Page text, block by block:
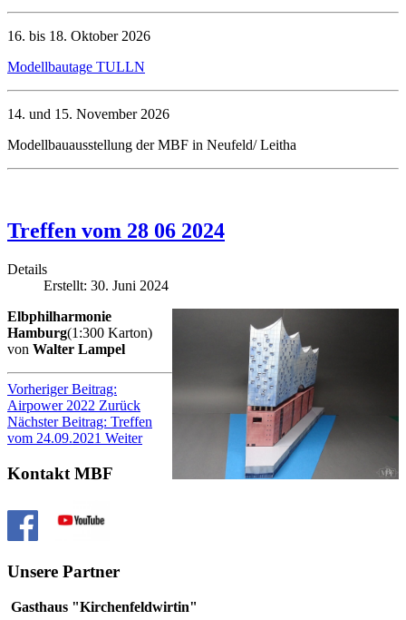
16. bis 18. Oktober 2026
Modellbautage TULLN
14. und 15. November 2026
Modellbauausstellung der MBF in Neufeld/ Leitha
Treffen vom 28 06 2024
Details
Erstellt: 30. Juni 2024
Elbphilharmonie
Hamburg(1:300 Karton)
von Walter Lampel
Vorheriger Beitrag:
Airpower 2022 Zurück
Nächster Beitrag: Treffen
vom 24.09.2021 Weiter
Kontakt MBF
Unsere Partner
Gasthaus "Kirchenfeldwirtin"